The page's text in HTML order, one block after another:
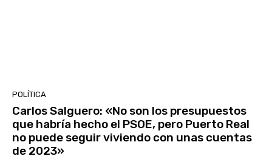
POLÍTICA
Carlos Salguero: «No son los presupuestos
que habría hecho el PSOE, pero Puerto Real
no puede seguir viviendo con unas cuentas
de 2023»